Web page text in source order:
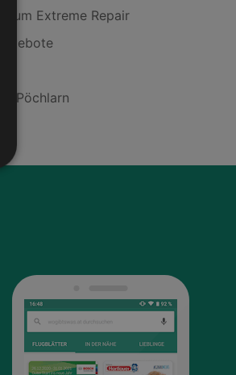
Extreme Repair
Pöchlarn